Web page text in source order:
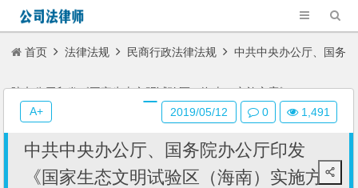
首页 法律法规 民商行政法律法规 中共中央办公厅、国务
院办公厅印发《国家生态文明试验区（海南）实施方案》
中共中央办公厅、国务院办公厅印发
《国家生态文明试验区（海南）实施方
2019/05/12 0 1,491
A+